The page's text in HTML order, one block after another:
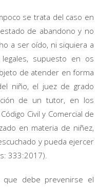
se trata del caso en
de abandono y no
a ser oído, ni siquiera a
supuesto en os
de atender en forma
niño, el juez de grado
de un tutor, en los
Civil y Comercial de
en materia de niñez,
y pueda ejercer
333:2017).
debe prevenirse el